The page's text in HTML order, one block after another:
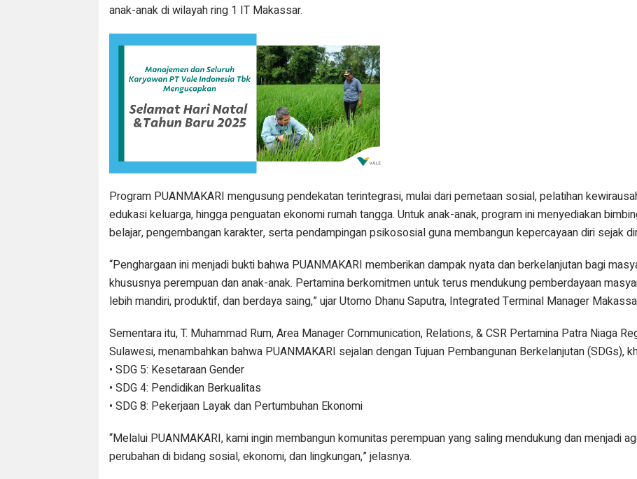
anak-anak di wilayah ring 1 IT Makassar.
Program PUANMAKARI mengusung pendekatan terintegrasi, mulai dari pemetaan sosial, pelatihan
edukasi keluarga, hingga penguatan ekonomi rumah tangga. Untuk anak-anak, program ini menyediakan
belajar, pengembangan karakter, serta pendampingan psikososial guna membangun kepercayaan diri sejak
“Penghargaan ini menjadi bukti bahwa PUANMAKARI memberikan dampak nyata dan berkelanjutan bagi
khususnya perempuan dan anak-anak. Pertamina berkomitmen untuk terus mendukung pemberdayaan
lebih mandiri, produktif, dan berdaya saing,” ujar Utomo Dhanu Saputra, Integrated Terminal Manager
Sementara itu, T. Muhammad Rum, Area Manager Communication, Relations, & CSR Pertamina Patra Niaga
Sulawesi, menambahkan bahwa PUANMAKARI sejalan dengan Tujuan Pembangunan Berkelanjutan (SDGs),
• SDG 5: Kesetaraan Gender
• SDG 4: Pendidikan Berkualitas
• SDG 8: Pekerjaan Layak dan Pertumbuhan Ekonomi
“Melalui PUANMAKARI, kami ingin membangun komunitas perempuan yang saling mendukung dan menjadi
perubahan di bidang sosial, ekonomi, dan lingkungan,” jelasnya.